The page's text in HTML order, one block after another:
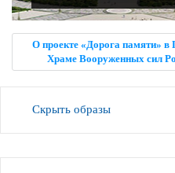
О проекте «Дорога памяти» в
Храме Вооруженных сил
Скрыть образы